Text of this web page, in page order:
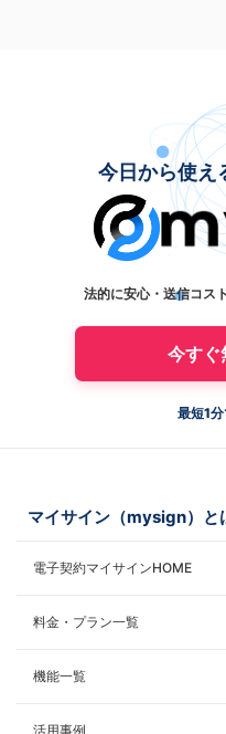
今日から使え
法的に安心・送信コス
今すぐ
最短1
マイサイン（mysign）と
電子契約マイサインHOME
料金・プラン一覧
機能一覧
活用事例